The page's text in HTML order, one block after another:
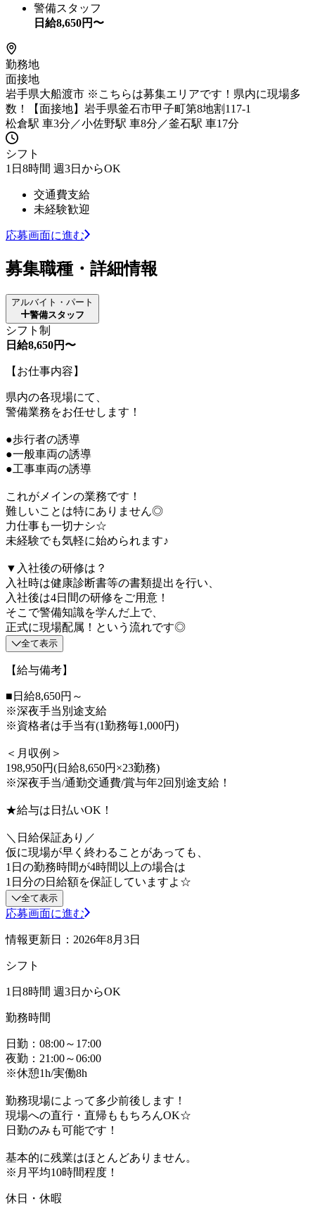
警備スタッフ
日給8,650円〜
勤務地
面接地
岩手県大船渡市 ※こちらは募集エリアです！県内に現場多
数！【面接地】岩手県釜石市甲子町第8地割117-1
松倉駅 車3分／小佐野駅 車8分／釜石駅 車17分
シフト
1日8時間 週3日からOK
交通費支給
未経験歓迎
応募画面に進む
募集職種・詳細情報
アルバイト・パート
警備スタッフ
シフト制
日給8,650円〜
【お仕事内容】
県内の各現場にて、
警備業務をお任せします！
●歩行者の誘導
●一般車両の誘導
●工事車両の誘導
これがメインの業務です！
難しいことは特にありません◎
力仕事も一切ナシ☆
未経験でも気軽に始められます♪
▼入社後の研修は？
入社時は健康診断書等の書類提出を行い、
入社後は4日間の研修をご用意！
そこで警備知識を学んだ上で、
正式に現場配属！という流れです◎
全て表示
【給与備考】
■日給8,650円～
※深夜手当別途支給
※資格者は手当有(1勤務毎1,000円)
＜月収例＞
198,950円(日給8,650円×23勤務)
※深夜手当/通勤交通費/賞与年2回別途支給！
★給与は日払いOK！
＼日給保証あり／
仮に現場が早く終わることがあっても、
1日の勤務時間が4時間以上の場合は
1日分の日給額を保証していますよ☆
全て表示
応募画面に進む
情報更新日：2026年8月3日
シフト
1日8時間 週3日からOK
勤務時間
日勤：08:00～17:00
夜勤：21:00～06:00
※休憩1h/実働8h
勤務現場によって多少前後します！
現場への直行・直帰ももちろんOK☆
日勤のみも可能です！
基本的に残業はほとんどありません。
※月平均10時間程度！
休日・休暇